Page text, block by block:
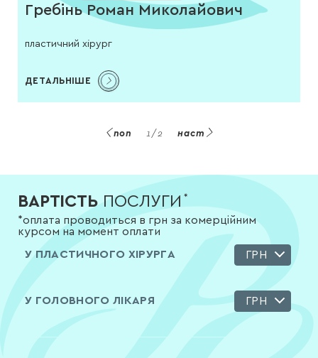
Гребінь Роман Миколайович
пластичний хірург
ДЕТАЛЬНІШЕ
поп 1/2 наст
ВАРТІСТЬПОСЛУГИ *
*оплата проводиться в грн за комерційним
курсом на момент оплати
У ПЛАСТИЧНОГО ХІРУРГА
ГРН
У ГОЛОВНОГО ЛІКАРЯ ГРН